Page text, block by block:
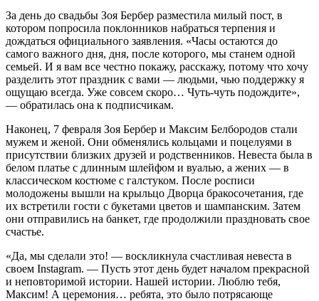
За день до свадьбы Зоя Бербер разместила милый пост, в
котором попросила поклонников набраться терпения и
дождаться официального заявления. «Часы остаются до
самого важного дня, дня, после которого, мы станем одной
семьей. И я вам все честно покажу, расскажу, потому что хочу
разделить этот праздник с вами — людьми, чью поддержку я
ощущаю всегда. Уже совсем скоро… Чуть-чуть подождите»,
— обратилась она к подписчикам.
Наконец, 7 февраля Зоя Бербер и Максим Белбородов стали
мужем и женой. Они обменялись кольцами и поцелуями в
присутствии близких друзей и родственников. Невеста была в
белом платье с длинным шлейфом и вуалью, а жених — в
классическом костюме с галстуком. После росписи
молодожены вышли на крыльцо Дворца бракосочетания, где
их встретили гости с букетами цветов и шампанским. Затем
они отправились на банкет, где продолжили праздновать свое
счастье.
«Да, мы сделали это! — воскликнула счастливая невеста в
своем Instagram. — Пусть этот день будет началом прекрасной
и неповторимой истории. Нашей истории. Люблю тебя,
Максим! А церемония… ребята, это было потрясающе